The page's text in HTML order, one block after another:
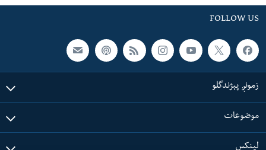
FOLLOW US
زمونږ پېژندگلو
موضوعات
لینکس